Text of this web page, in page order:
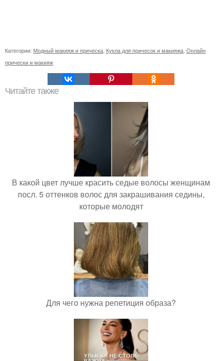
Категории: Модный макияж и прическа Кукла для причесок и макияжа Онлайн
прически и макияж
Читайте также
В какой цвет лучше красить седые волосы женщинам
посл. 5 оттенков волос для закрашивания седины,
которые молодят
Для чего нужна репетиция образа?